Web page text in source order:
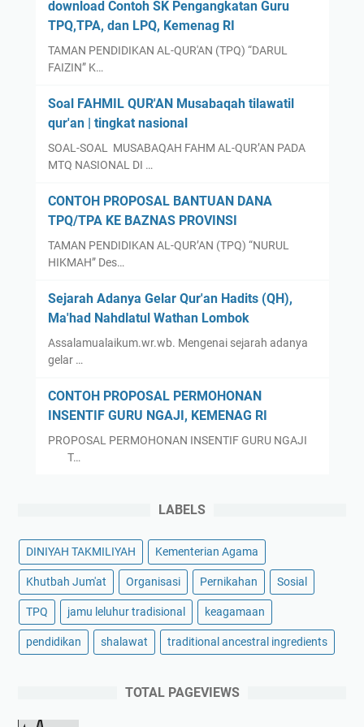
download Contoh SK Pengangkatan Guru
TPQ,TPA, dan LPQ, Kemenag RI
TAMAN PENDIDIKAN AL-QUR'AN (TPQ) “DARUL
FAIZIN” K…
Soal FAHMIL QUR'AN Musabaqah tilawatil
qur'an | tingkat nasional
SOAL-SOAL MUSABAQAH FAHM AL-QUR’AN PADA
MTQ NASIONAL DI …
CONTOH PROPOSAL BANTUAN DANA
TPQ/TPA KE BAZNAS PROVINSI
TAMAN PENDIDIKAN AL-QUR’AN (TPQ) “NURUL
HIKMAH” Des…
Sejarah Adanya Gelar Qur'an Hadits (QH),
Ma'had Nahdlatul Wathan Lombok
Assalamualaikum.wr.wb. Mengenai sejarah adanya
gelar …
CONTOH PROPOSAL PERMOHONAN
INSENTIF GURU NGAJI, KEMENAG RI
PROPOSAL PERMOHONAN INSENTIF GURU NGAJI
T…
LABELS
DINIYAH TAKMILIYAH Kementerian Agama
Khutbah Jum'at Organisasi Pernikahan Sosial
TPQ jamu leluhur tradisional keagamaan
pendidikan shalawat traditional ancestral ingredients
TOTAL PAGEVIEWS